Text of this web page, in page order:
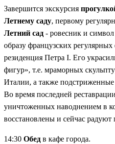
Завершится экскурсия
Летнему саду, первому
Летний сад - ровесник и
образу французских регулярных
резиденция Петра I. Его
фигур», т.е. мраморных
Италии, а также подстриженные
Во время последней
уничтоженных наводнением в
восстановлены и сейчас радуют
14:30 Обед в кафе города.